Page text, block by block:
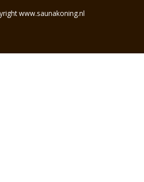
www.saunakoning.nl